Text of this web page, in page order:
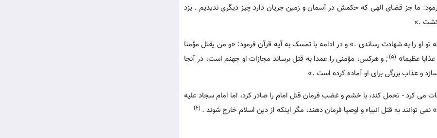
ما جز قضای الهی که حکمش در آسمان و زمین جریان دارد چیز دیگری ندیدیم . یزد
کشت .»
او را به شهادت رساندی .» و در ادامه با تمسک به آیه قرآن فرمود: «و من یقتل مؤمنا
عظیما» (5)
; و هرکس، مؤمنی را عمدا به قتل برساند مجازات او جهنم است، در آنجا
و عذاب بزرگی برای او آماده کرده است .»
می کرد - تحمل کند، با خشم و غضب فرمان قتل امام را صادر کرد، اما امام سجاد علیه
توانند به قتل انبیاء و اوصیا فرمان دهند، مگر اینکه از دین اسلام خارج شوند . (6)